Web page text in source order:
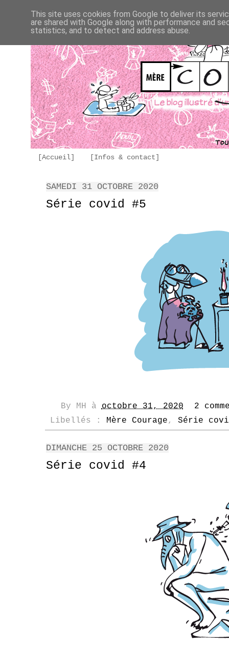
[Accueil] [Infos & contact]
SAMEDI 31 OCTOBRE 2020
Série covid #5
By MH àoctobre 31, 2020
2
Libellés : Mère Courage, Série
DIMANCHE 25 OCTOBRE 2020
Série covid #4
This site uses cookies from Google to deliver its
are shared with Google along with performance and
statistics, and to detect and address abuse.